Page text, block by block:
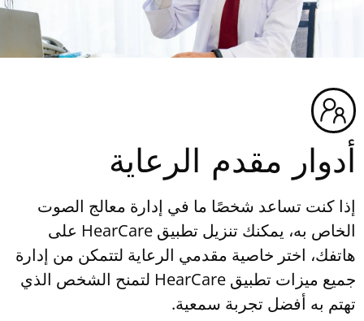
أدوار مقدم الرعاية
إذا كنت تساعد شخصًا ما في إدارة معالج الصوت
الخاص به، يمكنك تنزيل تطبيق HearCare على
هاتفك، اختر خاصية مقدمي الرعاية لتتمكن من إدارة
جميع ميزات تطبيق HearCare لتمنح الشخص الذي
تهتم به أفضل تجربة سمعية.